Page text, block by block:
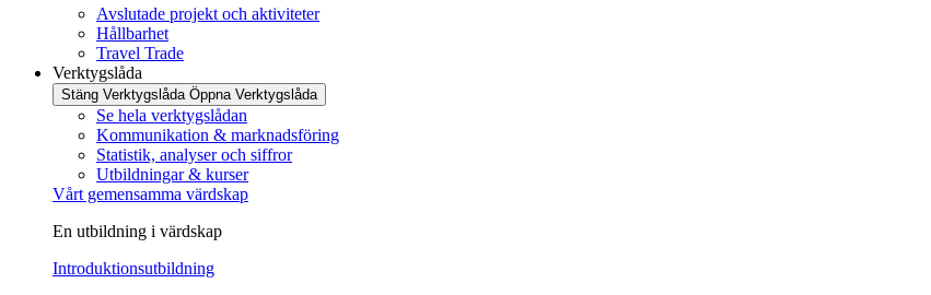
Avslutade projekt och aktiviteter
Hållbarhet
Travel Trade
Verktygslåda
Stäng Verktygslåda Öppna Verktygslåda
Se hela verktygslådan
Kommunikation & marknadsföring
Statistik, analyser och siffror
Utbildningar & kurser
Vårt gemensamma värdskap
En utbildning i värdskap
Introduktionsutbildning